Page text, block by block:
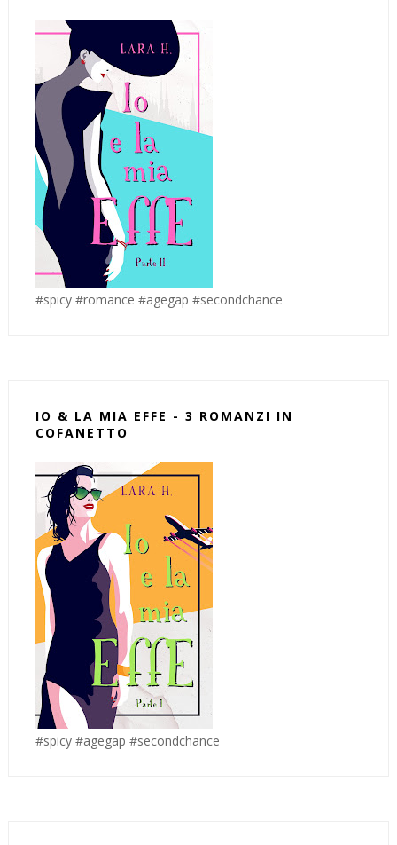
#spicy #romance #agegap #secondchance
IO & LA MIA EFFE - 3 ROMANZI IN
COFANETTO
#spicy #agegap #secondchance